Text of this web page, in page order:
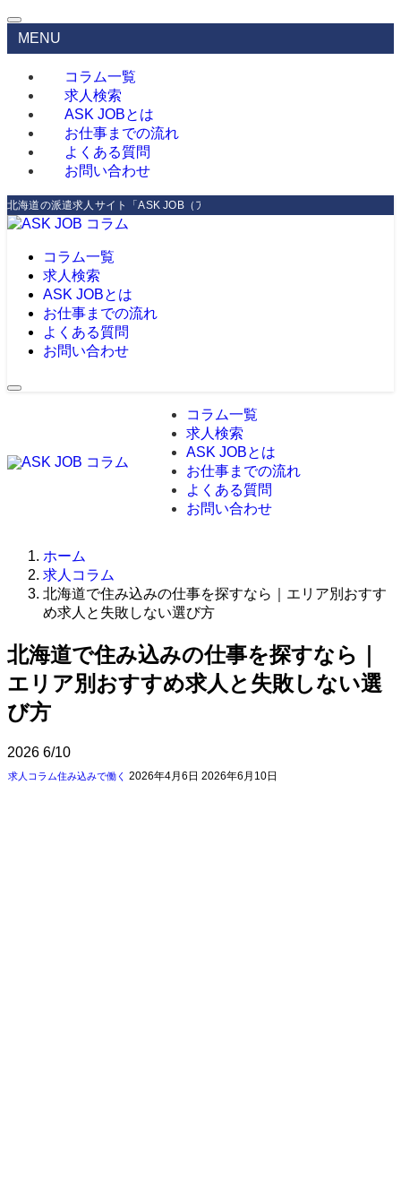
MENU
コラム一覧
求人検索
ASK JOBとは
お仕事までの流れ
よくある質問
お問い合わせ
北海道の派遣求人サイト「ASK JOB（アスクジョブ）」圧倒的な求人数であな
コラム一覧
求人検索
ASK JOBとは
お仕事までの流れ
よくある質問
お問い合わせ
コラム一覧
求人検索
ASK JOBとは
お仕事までの流れ
よくある質問
お問い合わせ
ホーム
求人コラム
北海道で住み込みの仕事を探すなら｜エリア別おすす
め求人と失敗しない選び方
北海道で住み込みの仕事を探すなら｜
エリア別おすすめ求人と失敗しない選
び方
2026 6/10
求人コラム住み込みで働く 2026年4月6日 2026年6月10日